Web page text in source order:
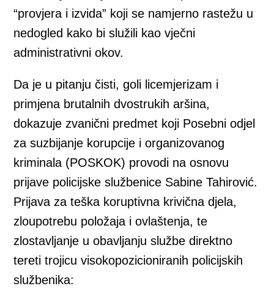
“provjera i izvida” koji se namjerno rastežu u
nedogled kako bi služili kao vječni
administrativni okov.
Da je u pitanju čisti, goli licemjerizam i
primjena brutalnih dvostrukih aršina,
dokazuje zvanični predmet koji Posebni odjel
za suzbijanje korupcije i organizovanog
kriminala (POSKOK) provodi na osnovu
prijave policijske službenice Sabine Tahirović.
Prijava za teška koruptivna krivična djela,
zloupotrebu položaja i ovlaštenja, te
zlostavljanje u obavljanju službe direktno
tereti trojicu visokopozicioniranih policijskih
službenika: